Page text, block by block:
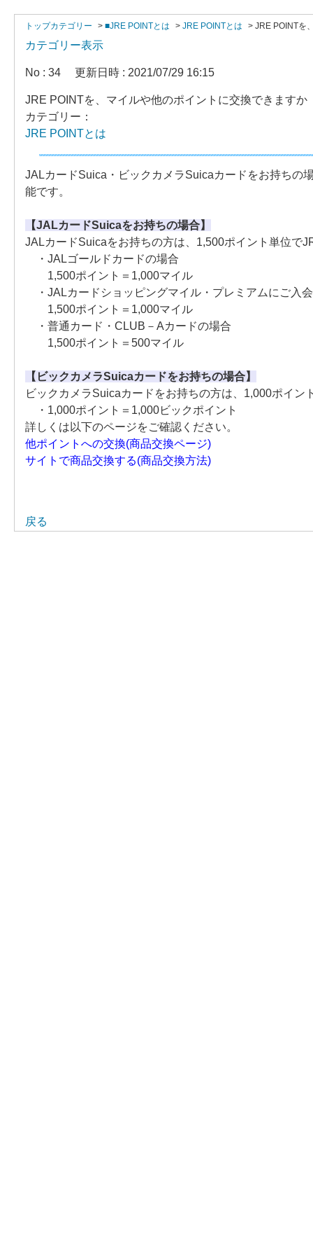
トップカテゴリー > ■JRE POINTとは > JRE POINTとは > JRE POINTを
カテゴリー表示
No : 34 更新日時 : 2021/07/29 16:15
JRE POINTを、マイルや他のポイントに交換できますか
カテゴリー：
JRE POINTとは
JALカードSuica・ビックカメラSuicaカードをお持ちの
能です。
【JALカードSuicaをお持ちの場合】
JALカードSuicaをお持ちの方は、1,500ポイント単位で
・JALゴールドカードの場合
1,500ポイント＝1,000マイル
・JALカードショッピングマイル・プレミアムにご入
1,500ポイント＝1,000マイル
・普通カード・CLUB－Aカードの場合
1,500ポイント＝500マイル
【ビックカメラSuicaカードをお持ちの場合】
ビックカメラSuicaカードをお持ちの方は、1,000ポイ
・1,000ポイント＝1,000ビックポイント
詳しくは以下のページをご確認ください。
他ポイントへの交換(商品交換ページ)
サイトで商品交換する(商品交換方法)
戻る